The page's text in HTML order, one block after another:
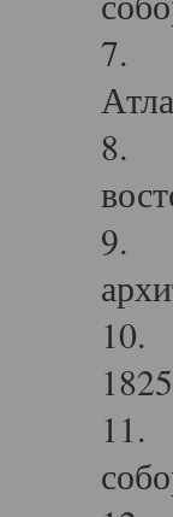
7.
8.
9.
10.
11.